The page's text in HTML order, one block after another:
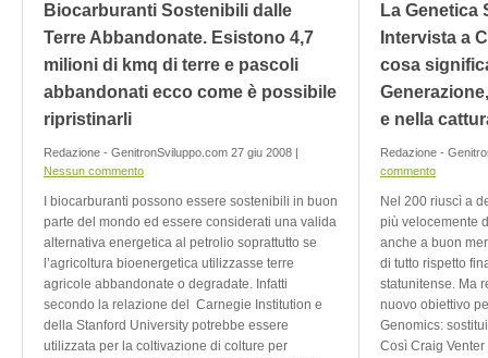
Biocarburanti Sostenibili dalle
Terre Abbandonate. Esistono 4,7
milioni di kmq di terre e pascoli
abbandonati ecco come è possibile
ripristinarli
Redazione - GenitronSviluppo.com 27 giu 2008 |
Nessun commento
I biocarburanti possono essere sostenibili in buon
parte del mondo ed essere considerati una valida
alternativa energetica al petrolio soprattutto se
l’agricoltura bioenergetica utilizzasse terre
agricole abbandonate o degradate. Infatti
secondo la relazione del Carnegie Institution e
della Stanford University potrebbe essere
utilizzata per la coltivazione di colture per
La Genetica
Intervista a
cosa
e nella
Redazione -
commento
Nel 200 riuscì a
più velocemente
anche a buon
di tutto rispetto
statunitense. Ma
nuovo obiettivo
Genomics:
Così Craig Venter